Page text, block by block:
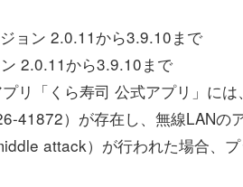
ョン 2.0.11から3.9.10まで
2.0.11から3.9.10まで
リ「くら寿司 公式アプリ」に
41872）が存在し、無線LANの
attack）が行われた場合、